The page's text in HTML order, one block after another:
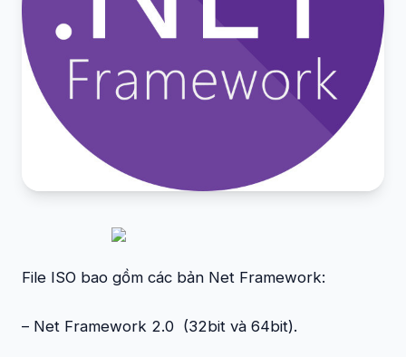
File ISO bao gồm các bản Net Framework:
– Net Framework 2.0 (32bit và 64bit).